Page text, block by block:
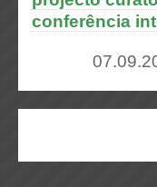
conferência